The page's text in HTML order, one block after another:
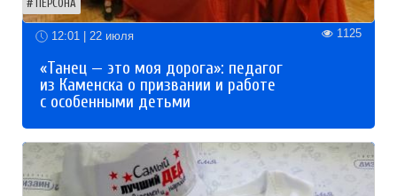
ПЕРСОНА
12:01 | 22 июля 1125
«Танец — это моя дорога»: педагог
из Каменска о призвании и работе
с особенными детьми